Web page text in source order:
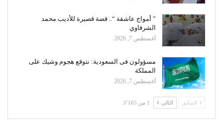
” أمواج عاشقة “.. قصة قصيرة للأديب محمد
الشرقاوي
أغسطس 7, 2026
مسؤولون فى السعودية: نتوقع هجوم وشيك على
المملكة
أغسطس 7, 2026
السابق التالي 1 من 3٬165